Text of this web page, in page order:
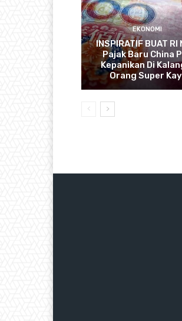
EKONOMI
INSPIRATIF BUAT RI
Pajak Baru China
Kepanikan Di
Orang Super